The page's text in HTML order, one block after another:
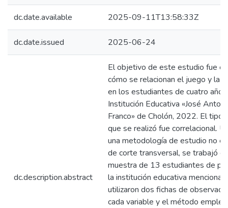
dc.date.available 2025-09-11T13:58:33Z
dc.date.issued 2025-06-24
dc.description.abstract
El objetivo de este estudio fue
cómo se relacionan el juego y la
en los estudiantes de cuatro
Institución Educativa «José
Franco» de Cholón, 2022. El tipo
que se realizó fue correlacional.
una metodología de estudio no
de corte transversal, se trabajó
muestra de 13 estudiantes de
la institución educativa
utilizaron dos fichas de
cada variable y el método